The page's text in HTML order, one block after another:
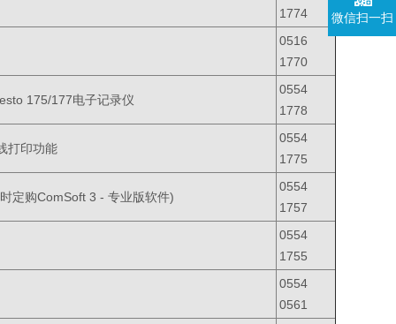
1774
0516
1770
175/177电子记录仪
0554
1778
打印功能
0554
1775
定购ComSoft 3 - 专业版软件)
0554
1757
0554
1755
0554
0561
微信扫一扫